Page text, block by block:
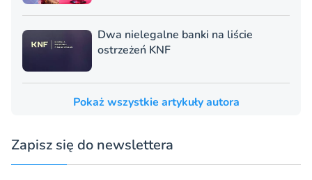
Dwa nielegalne banki na liście
ostrzeżeń KNF
Pokaż wszystkie artykuły autora
Zapisz się do newslettera